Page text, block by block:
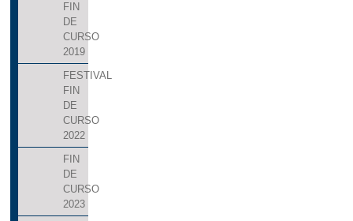
FIN
DE
CURSO
2019
FESTIVAL
FIN
DE
CURSO
2022
FIN
DE
CURSO
2023